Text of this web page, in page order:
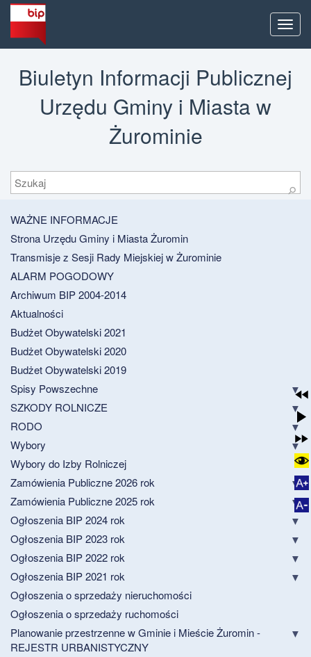
Menu
Biuletyn Informacji Publicznej
Urzędu Gminy i Miasta w
Żurominie
Szukaj
⚲
WAŻNE INFORMACJE
Strona Urzędu Gminy i Miasta Żuromin
Transmisje z Sesji Rady Miejskiej w Żurominie
ALARM POGODOWY
Archiwum BIP 2004-2014
Aktualności
Budżet Obywatelski 2021
Budżet Obywatelski 2020
Budżet Obywatelski 2019
Spisy Powszechne
SZKODY ROLNICZE
RODO
Wybory
Wybory do Izby Rolniczej
Zamówienia Publiczne 2026 rok
Zamówienia Publiczne 2025 rok
Ogłoszenia BIP 2024 rok
Ogłoszenia BIP 2023 rok
Ogłoszenia BIP 2022 rok
Ogłoszenia BIP 2021 rok
Ogłoszenia o sprzedaży nieruchomości
Ogłoszenia o sprzedaży ruchomości
Planowanie przestrzenne w Gminie i Mieście Żuromin -
REJESTR URBANISTYCZNY